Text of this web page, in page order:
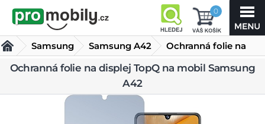
0
Samsung
Samsung A42
Tvrzená skla Samsung A42
Ochranná folie na
displej TopQ na mobil
Samsung A42
Ochranná folie na displej TopQ na mobil Samsung
A42